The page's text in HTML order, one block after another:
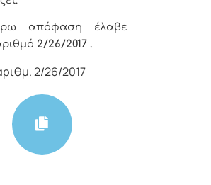
απόφαση έλαβε
2/26/2017 .
2/26/2017